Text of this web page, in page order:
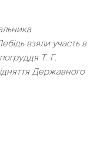
взяли участь в
Т. Г.
Державного